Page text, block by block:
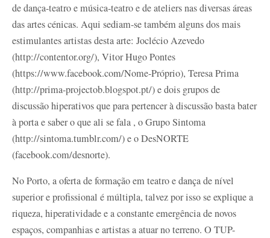
de dança-teatro e música-teatro e de ateliers nas diversas áreas
das artes cénicas. Aqui sediam-se também alguns dos mais
estimulantes artistas desta arte: Joclécio Azevedo
(http://contentor.org/), Vitor Hugo Pontes
(https://www.facebook.com/Nome-Próprio), Teresa Prima
(http://prima-projectob.blogspot.pt/) e dois grupos de
discussão hiperativos que para pertencer à discussão basta bater
à porta e saber o que ali se fala , o Grupo Sintoma
(http://sintoma.tumblr.com/) e o DesNORTE
(facebook.com/desnorte).
No Porto, a oferta de formação em teatro e dança de nível
superior e profissional é múltipla, talvez por isso se explique a
riqueza, hiperatividade e a constante emergência de novos
espaços, companhias e artistas a atuar no terreno. O TUP-